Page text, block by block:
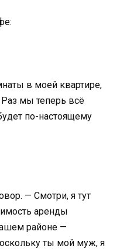
в моей квартире,
мы теперь всё
по-настоящему
— Смотри, я тут
аренды
районе —
ты мой муж, я